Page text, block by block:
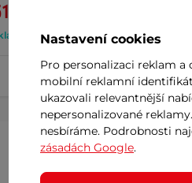
Kč
+ Přidat do košíku
Nastavení cookies
Pro personalizaci reklam a
mobilní reklamní
ukazovali relevantnější
nepersonalizované
nesbíráme. Podrobnosti
zásadách Google.